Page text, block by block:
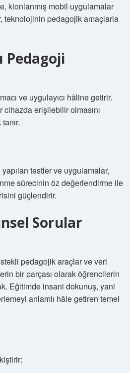
klonlanmış mobil uygulamalar
teknolojinin pedagojik amaçlarla
Pedagoji
ve uygulayıcı hâline getirir.
cihazda erişilebilir olmasını
testler ve uygulamalar,
sürecinin öz değerlendirme ile
güçlendirir.
Sorular
pedagojik araçlar ve veri
bir parçası olarak öğrencilerin
Eğitimde insani dokunuş, yani
anlamlı hâle getiren temel